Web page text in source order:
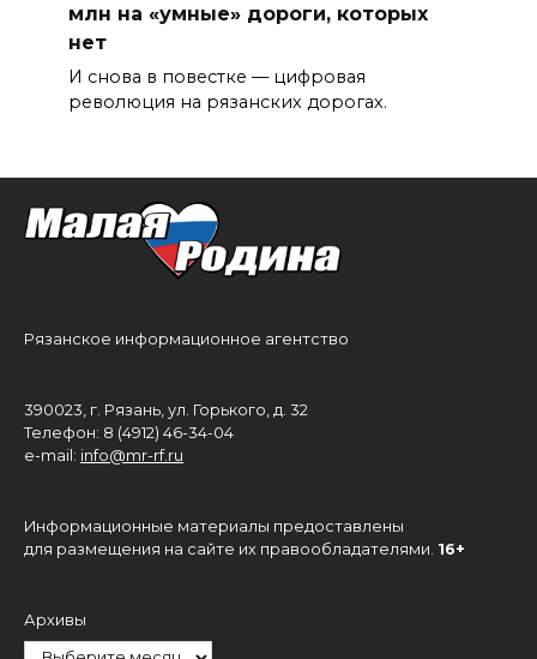
млн на «умные» дороги, которых
нет
И снова в повестке — цифровая
революция на рязанских дорогах.
Рязанское информационное агентство
390023, г. Рязань, ул. Горького, д. 32
Телефон: 8 (4912) 46-34-04
e-mail: info@mr-rf.ru
Информационные материалы предоставлены
для размещения на сайте их правообладателями. 16+
Архивы